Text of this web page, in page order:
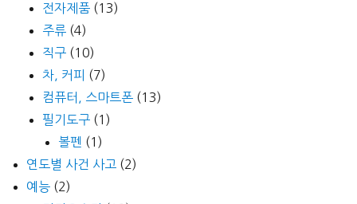
전자제품 (13)
주류 (4)
직구 (10)
차, 커피 (7)
컴퓨터, 스마트폰 (13)
필기도구 (1)
볼펜 (1)
연도별 사건 사고 (2)
예능 (2)